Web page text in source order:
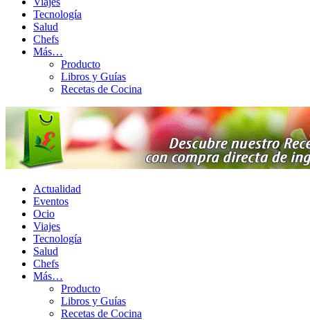
Tecnología
Salud
Chefs
Más…
Producto
Libros y Guías
Recetas de Cocina
Actualidad
Eventos
Ocio
Viajes
Tecnología
Salud
Chefs
Más…
Producto
Libros y Guías
Recetas de Cocina